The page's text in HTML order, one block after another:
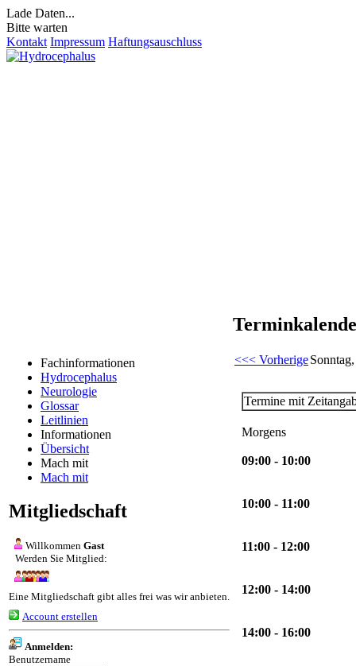
Lade Daten...
Bitte warten
Kontakt Impressum Haftungsauschluss
Fachinformationen
Hydrocephalus
Neurologie
Glossar
Leitlinien
Informationen
Übersicht
Mach mit
Mach mit
Mitgliedschaft
Willkommen Gast
Werden Sie Mitglied:
Eine Mitgliedschaft gibt alles frei was wir anbieten.
Account erstellen
Anmelden:
Benutzername
<<< Vorherige
Termine mit
Morgens
09:00 - 10:00
10:00 - 11:00
11:00 - 12:00
12:00 - 14:00
14:00 - 16:00